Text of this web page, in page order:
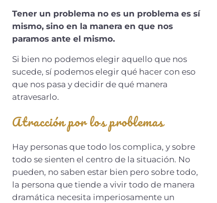
Tener un problema no es un problema es sí
mismo, sino en la manera en que nos
paramos ante el mismo.
Si bien no podemos elegir aquello que nos
sucede, sí podemos elegir qué hacer con eso
que nos pasa y decidir de qué manera
atravesarlo.
Atracción por los problemas
Hay personas que todo los complica, y sobre
todo se sienten el centro de la situación. No
pueden, no saben estar bien pero sobre todo,
la persona que tiende a vivir todo de manera
dramática necesita imperiosamente un